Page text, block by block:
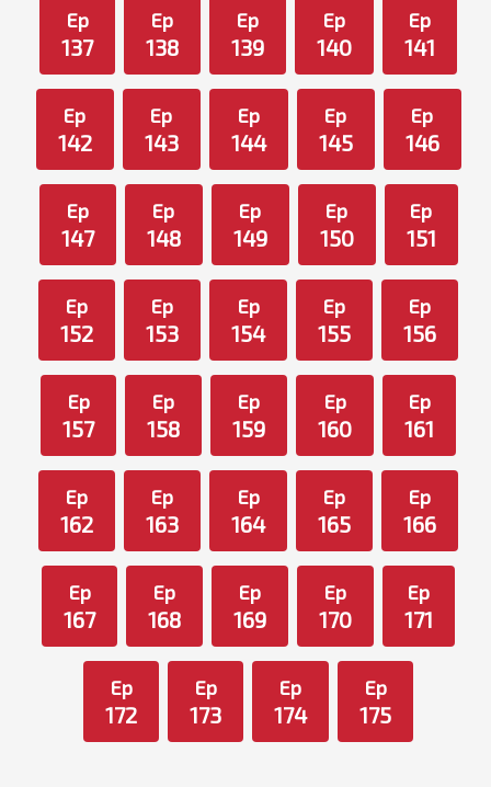
Ep
137
Ep
138
Ep
139
Ep
140
Ep
141
Ep
142
Ep
143
Ep
144
Ep
145
Ep
146
Ep
147
Ep
148
Ep
149
Ep
150
Ep
151
Ep
152
Ep
153
Ep
154
Ep
155
Ep
156
Ep
157
Ep
158
Ep
159
Ep
160
Ep
161
Ep
162
Ep
163
Ep
164
Ep
165
Ep
166
Ep
167
Ep
168
Ep
169
Ep
170
Ep
171
Ep
172
Ep
173
Ep
174
Ep
175